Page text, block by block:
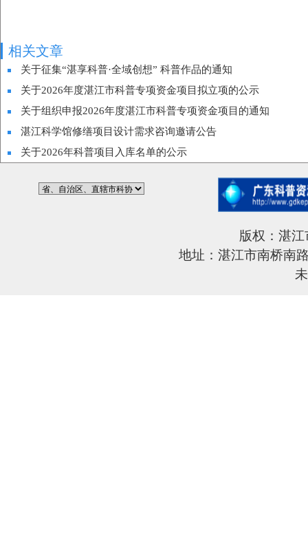
相关文章
关于征集“湛享科普·全域创想” 科普作品的通知
关于2026年度湛江市科普专项资金项目拟立项的公示
关于组织申报2026年度湛江市科普专项资金项目的通知
湛江科学馆修缮项目设计需求咨询邀请公告
关于2026年科普项目入库名单的公示
版权：湛
地址：湛江市南桥南